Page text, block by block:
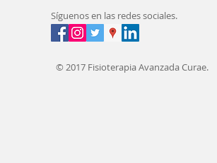
Síguenos en las redes sociales.
© 2017 Fisioterapia Avanzada Curae.